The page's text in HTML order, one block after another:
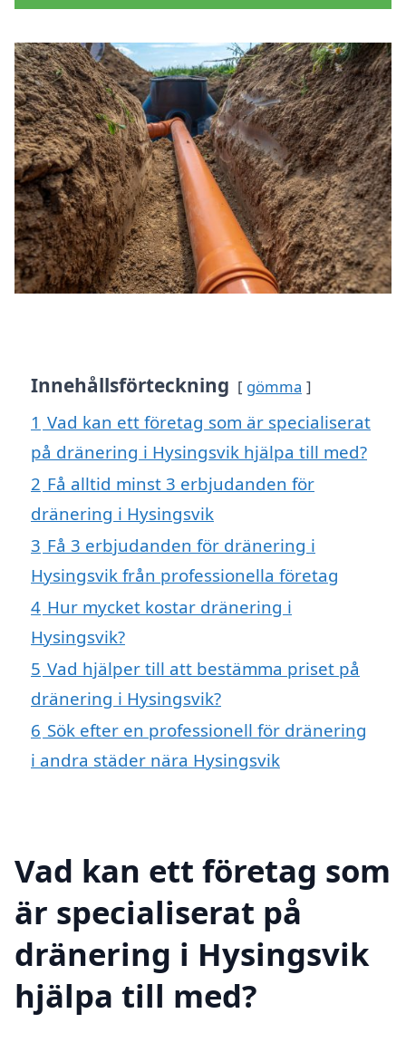
Innehållsförteckning gömma
1 Vad kan ett företag som är specialiserat
på dränering i Hysingsvik hjälpa till med?
2 Få alltid minst 3 erbjudanden för
dränering i Hysingsvik
3 Få 3 erbjudanden för dränering i
Hysingsvik från professionella företag
4 Hur mycket kostar dränering i
Hysingsvik?
5 Vad hjälper till att bestämma priset på
dränering i Hysingsvik?
6 Sök efter en professionell för dränering
i andra städer nära Hysingsvik
Vad kan ett företag som
är specialiserat på
dränering i Hysingsvik
hjälpa till med?